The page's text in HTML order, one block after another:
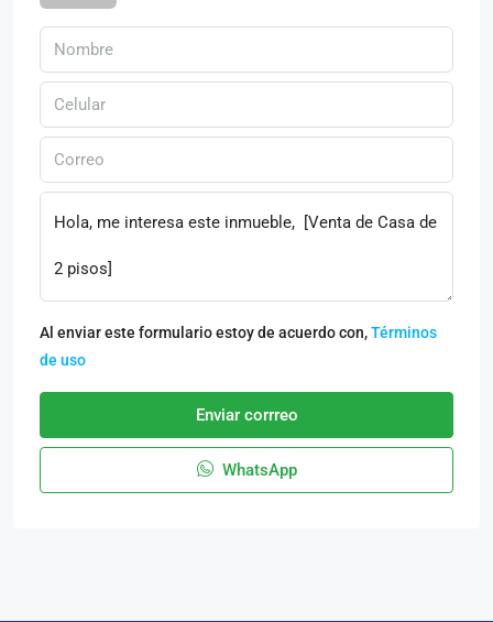
Al enviar este formulario estoy de acuerdo con,Términos
de uso
Enviar corrreo
WhatsApp